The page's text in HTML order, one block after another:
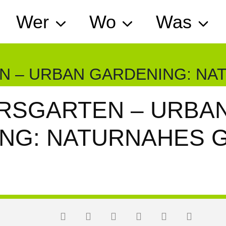
Wer Wo Was
– URBAN GARDENING:
–
NATURNAHES